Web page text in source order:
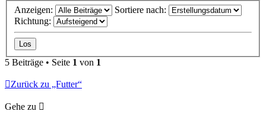
Anzeigen:
Sortiere nach:
Richtung:
5 Beiträge • Seite 1 von 1
Zurück zu „Futter“
Gehe zu